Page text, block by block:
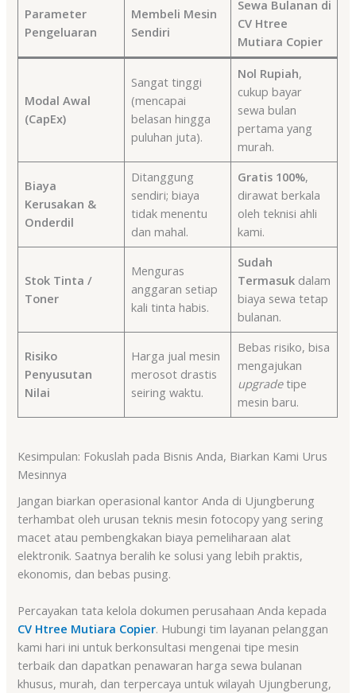
Parameter
Pengeluaran
Membeli Mesin
Sendiri
Sewa Bulanan di
CV Htree
Mutiara Copier
Modal Awal
(CapEx)
Sangat tinggi
(mencapai
belasan hingga
puluhan juta).
Nol Rupiah,
cukup bayar
sewa bulan
pertama yang
murah.
Biaya
Kerusakan &
Onderdil
Ditanggung
sendiri; biaya
tidak menentu
dan mahal.
Gratis 100%,
dirawat berkala
oleh teknisi ahli
kami.
Stok Tinta /
Toner
Menguras
anggaran setiap
kali tinta habis.
Sudah
Termasukdalam
biaya sewa tetap
bulanan.
Risiko
Penyusutan
Nilai
Harga jual mesin
merosot drastis
seiring waktu.
Bebas risiko, bisa
mengajukan
upgradetipe
mesin baru.
Kesimpulan: Fokuslah pada Bisnis Anda, Biarkan Kami Urus
Mesinnya
Jangan biarkan operasional kantor Anda di Ujungberung
terhambat oleh urusan teknis mesin fotocopy yang sering
macet atau pembengkakan biaya pemeliharaan alat
elektronik. Saatnya beralih ke solusi yang lebih praktis,
ekonomis, dan bebas pusing.
Percayakan tata kelola dokumen perusahaan Anda kepada
CV Htree Mutiara Copier. Hubungi tim layanan pelanggan
kami hari ini untuk berkonsultasi mengenai tipe mesin
terbaik dan dapatkan penawaran harga sewa bulanan
khusus, murah, dan terpercaya untuk wilayah Ujungberung,